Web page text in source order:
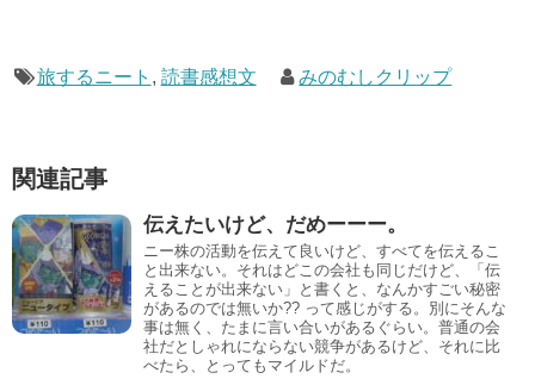
旅するニート , 読書感想文 みのむしクリップ
関連記事
伝えたいけど、だめーーー。
ニー株の活動を伝えて良いけど、すべてを伝えるこ
と出来ない。それはどこの会社も同じだけど、「伝
えることが出来ない」と書くと、なんかすごい秘密
があるのでは無いか?? って感じがする。別にそんな
事は無く、たまに言い合いがあるぐらい。普通の会
社だとしゃれにならない競争があるけど、それに比
べたら、とってもマイルドだ。